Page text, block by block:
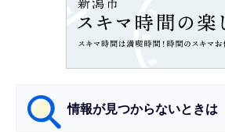
情報が見つからないときは